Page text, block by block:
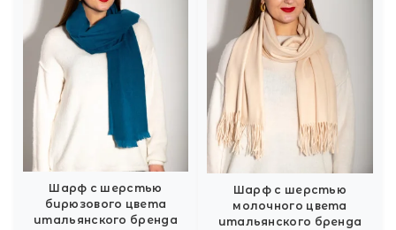
Шарф с шерстью
бирюзового цвета
итальянского бренда
Шарф с шерстью
молочного цвета
итальянского бренда